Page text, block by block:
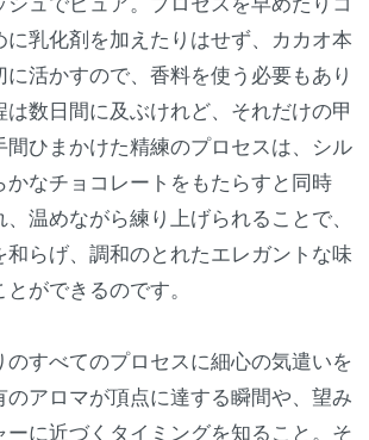
に乳化剤を加えたりはせず、カカオ本
活かすので、香料を使う必要もあり
は数日間に及ぶけれど、それだけの甲
間ひまかけた精練のプロセスは、シル
かなチョコレートをもたらすと同時
温めながら練り上げられることで、
和らげ、調和のとれたエレガントな味
ができるのです。
のすべてのプロセスに細心の気遣いを
のアロマが頂点に達する瞬間や、望み
ーに近づくタイミングを知ること。そ